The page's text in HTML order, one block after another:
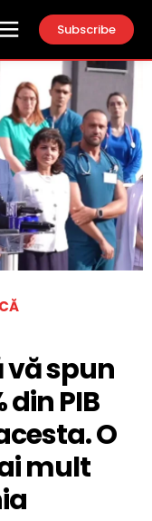
Subscribe
vă spun
din PIB
O
mult